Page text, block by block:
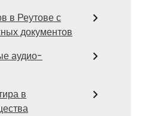
в Реутове с
документов
аудио-
в